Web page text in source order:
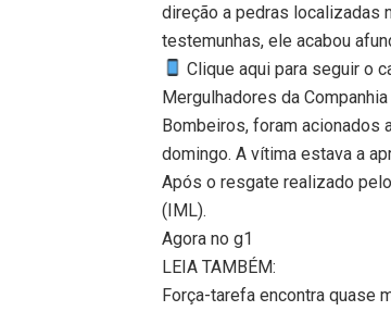
direção a pedras localizadas
testemunhas, ele acabou
Clique aqui para seguir o
Mergulhadores da
Bombeiros, foram acionados
domingo. A vítima estava a
Após o resgate realizado
(IML).
Agora no g1
LEIA TAMBÉM:
Força-tarefa encontra quase